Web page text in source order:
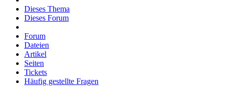
Dieses Thema
Dieses Forum
Forum
Dateien
Artikel
Seiten
Tickets
Häufig gestellte Fragen